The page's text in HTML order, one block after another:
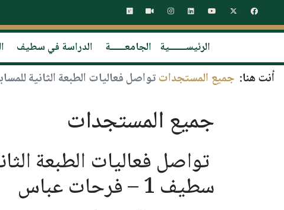
الرئيســـــــية الجامعــــــة الدراسة في سطيف
أنت هنا: جميع المستجداتتواصل فعاليات الطبعة الثانية
جميع المستجدات
تواصل فعاليات الطبعة
سطيف 1 – فرحات عباس